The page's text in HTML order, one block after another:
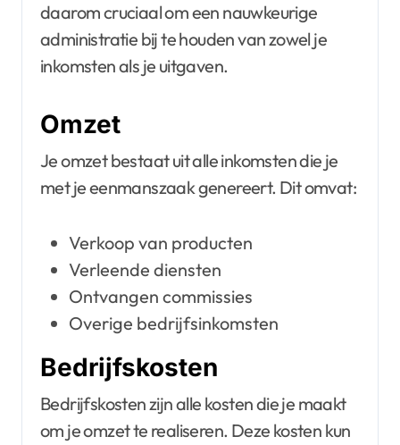
daarom cruciaal om een nauwkeurige
administratie bij te houden van zowel je
inkomsten als je uitgaven.
Omzet
Je omzet bestaat uit alle inkomsten die je
met je eenmanszaak genereert. Dit omvat:
Verkoop van producten
Verleende diensten
Ontvangen commissies
Overige bedrijfsinkomsten
Bedrijfskosten
Bedrijfskosten zijn alle kosten die je maakt
om je omzet te realiseren. Deze kosten kun